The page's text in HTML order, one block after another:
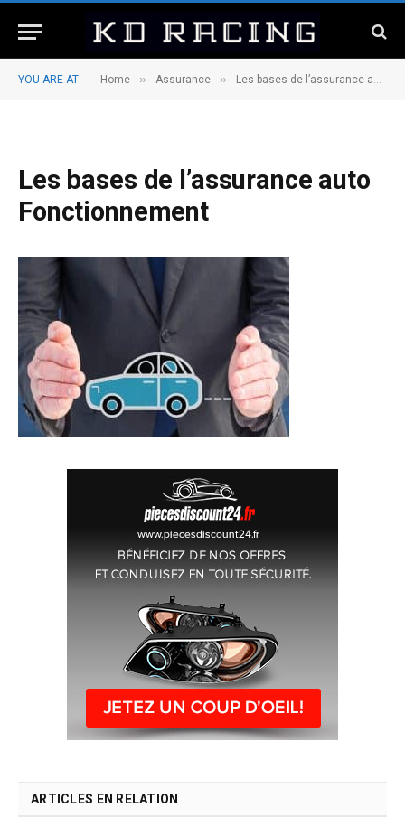
YOU ARE AT: Home » Assurance » Les bases de l’assurance auto : Comment ça marche ?
Les bases de l’assurance auto
Fonctionnement
ARTICLES EN RELATION